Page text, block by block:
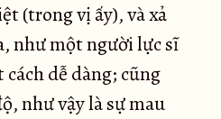
(trong vị ấy), và xả
như một người lực sĩ
dễ dàng; cũng
như vậy là sự mau